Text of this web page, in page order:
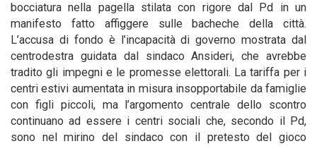
bocciatura nella pagella stilata con rigore dal Pd in un
manifesto fatto affiggere sulle bacheche della città.
L’accusa di fondo è l’incapacità di governo mostrata dal
centrodestra guidata dal sindaco Ansideri, che avrebbe
tradito gli impegni e le promesse elettorali. La tariffa per i
centri estivi aumentata in misura insopportabile da famiglie
con figli piccoli, ma l’argomento centrale dello scontro
continuano ad essere i centri sociali che, secondo il Pd,
sono nel mirino del sindaco con il pretesto del gioco